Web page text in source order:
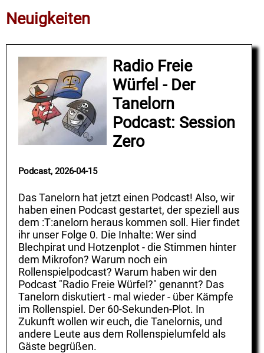
Neuigkeiten
Radio Freie
Würfel - Der
Tanelorn
Podcast: Session
Zero
Podcast, 2026-04-15
Das Tanelorn hat jetzt einen Podcast! Also, wir
haben einen Podcast gestartet, der speziell aus
dem :T:anelorn heraus kommen soll. Hier findet
ihr unser Folge 0. Die Inhalte: Wer sind
Blechpirat und Hotzenplot - die Stimmen hinter
dem Mikrofon? Warum noch ein
Rollenspielpodcast? Warum haben wir den
Podcast "Radio Freie Würfel?" genannt? Das
Tanelorn diskutiert - mal wieder - über Kämpfe
im Rollenspiel. Der 60-Sekunden-Plot. In
Zukunft wollen wir euch, die Tanelornis, und
andere Leute aus dem Rollenspielumfeld als
Gäste begrüßen.